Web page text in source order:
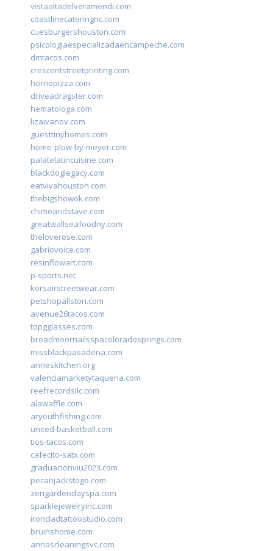
vistaaltadelveramendi.com
coastlinecateringnc.com
cuesburgershouston.com
psicologiaespecializadaencampeche.com
dmtacos.com
crescentstreetprinting.com
hornopizza.com
driveadragster.com
hematologa.com
lizaivanov.com
guesttinyhomes.com
home-plow-by-meyer.com
palatelatincuisine.com
blackdoglegacy.com
eatvivahouston.com
thebigshowok.com
chimeandstave.com
greatwallseafoodny.com
theloverose.com
gabriovoice.com
resinflowart.com
p-sports.net
korsairstreetwear.com
petshopallston.com
avenue26tacos.com
topgglasses.com
broadmoornailsspacoloradosprings.com
missblackpasadena.com
anneskitchen.org
valenciamarketytaqueria.com
reefrecordsllc.com
alawaffle.com
aryouthfishing.com
united-basketball.com
tios-tacos.com
cafecito-satx.com
graduacionviu2023.com
pecanjackstogo.com
zengardendayspa.com
sparklejewelryinc.com
ironcladtattoostudio.com
bruinshome.com
annascleaningsvc.com